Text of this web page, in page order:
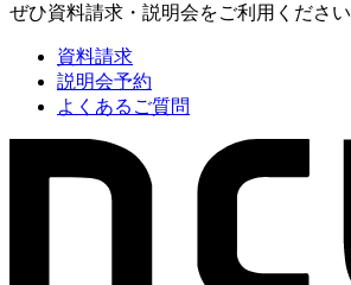
ぜひ資料請求・説明会をご利用ください
資料請求
説明会予約
よくあるご質問